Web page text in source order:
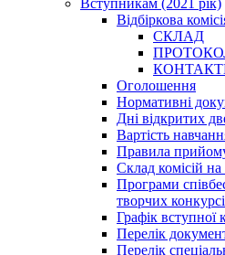
Вступникам (2021 рік)
Відбіркова
СКЛАД
Оголошення
Нормативні
Дні відкритих
Вартість
Правила
Склад комісій на
Програми
творчих
Графік вступної
Перелік
Перелік